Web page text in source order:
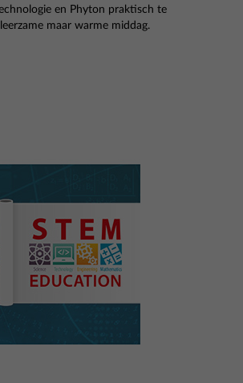
en Phyton praktisch te
maar warme middag.